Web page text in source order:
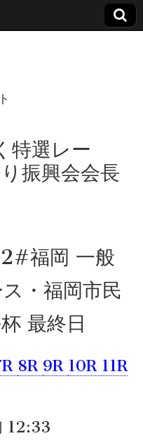
特選レー
振興会会長
福岡 一般
・福岡市民
最終日
8R 9R 10R 11R
12:33